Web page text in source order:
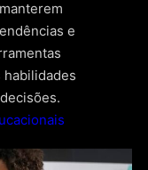
e
habilidades